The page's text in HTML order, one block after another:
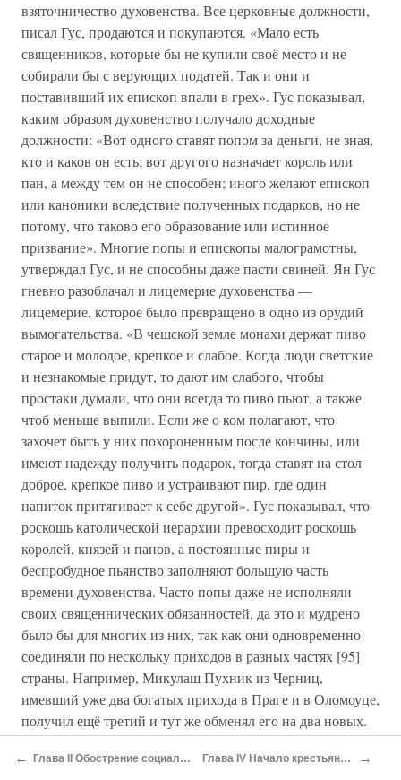
взяточничество духовенства. Все церковные должности,
писал Гус, продаются и покупаются. «Мало есть
священников, которые бы не купили своё место и не
собирали бы с верующих податей. Так и они и
поставивший их епископ впали в грех». Гус показывал,
каким образом духовенство получало доходные
должности: «Вот одного ставят попом за деньги, не зная,
кто и каков он есть; вот другого назначает король или
пан, а между тем он не способен; иного желают епископ
или каноники вследствие полученных подарков, но не
потому, что таково его образование или истинное
призвание». Многие попы и епископы малограмотны,
утверждал Гус, и не способны даже пасти свиней. Ян Гус
гневно разоблачал и лицемерие духовенства —
лицемерие, которое было превращено в одно из орудий
вымогательства. «В чешской земле монахи держат пиво
старое и молодое, крепкое и слабое. Когда люди светские
и незнакомые придут, то дают им слабого, чтобы
простаки думали, что они всегда то пиво пьют, а также
чтоб меньше выпили. Если же о ком полагают, что
захочет быть у них похороненным после кончины, или
имеют надежду получить подарок, тогда ставят на стол
доброе, крепкое пиво и устраивают пир, где один
напиток притягивает к себе другой». Гус показывал, что
роскошь католической иерархии превосходит роскошь
королей, князей и панов, а постоянные пиры и
беспробудное пьянство заполняют большую часть
времени духовенства. Часто попы даже не исполняли
своих священнических обязанностей, да это и мудрено
было бы для многих из них, так как они одновременно
соединяли по нескольку приходов в разных частях [95]
страны. Например, Микулаш Пухник из Черниц,
имевший уже два богатых прихода в Праге и в Оломоуце,
получил ещё третий и тут же обменял его на два новых.
Но этого ему было недостаточно. Пронырливый поп
сумел выпросить у архиепископа ещё один доходный
← Глава II Обострение социальных и национальных противоречий в Чехии в начале XV века Глава IV Начало крестьянской войны в Чехии. Табориты и чашники (1419–1420 годы) →